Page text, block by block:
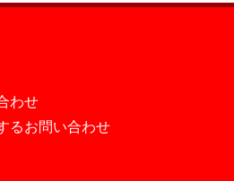
わせ
るお問い合わせ